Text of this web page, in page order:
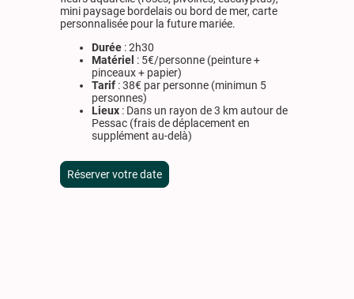
mini paysage bordelais ou bord de mer, carte
personnalisée pour la future mariée.
Durée : 2h30
Matériel : 5€/personne (peinture +
pinceaux + papier)
Tarif : 38€ par personne (minimun 5
personnes)
Lieux : Dans un rayon de 3 km autour de
Pessac (frais de déplacement en
supplément au-delà)
Réserver votre date